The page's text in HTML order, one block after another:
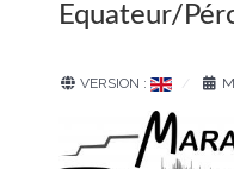
Equateur/
VERSION :